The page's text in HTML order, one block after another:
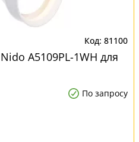
81100
A5109PL-1WH для
По запросу